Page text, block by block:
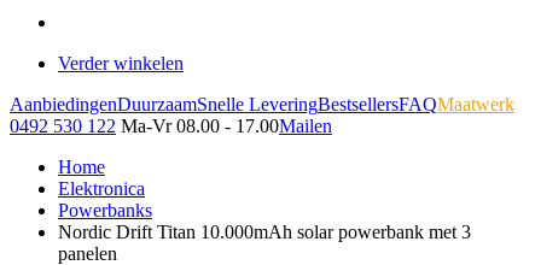
Verder winkelen
AanbiedingenDuurzaamSnelle LeveringBestsellersFAQMaatwerk
0492 530 122 Ma-Vr 08.00 - 17.00Mailen
Home
Elektronica
Powerbanks
Nordic Drift Titan 10.000mAh solar powerbank met 3
panelen